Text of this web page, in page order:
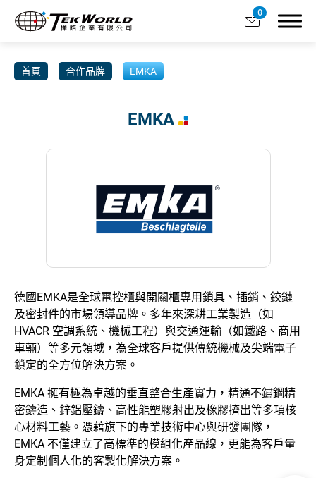
0
首頁 合作品牌 EMKA
EMKA
德國EMKA是全球電控櫃與開關櫃專用鎖具、插銷、鉸鏈
及密封件的市場領導品牌。多年來深耕工業製造（如
HVACR 空調系統、機械工程）與交通運輸（如鐵路、商用
車輛）等多元領域，為全球客戶提供傳統機械及尖端電子
鎖定的全方位解決方案。
EMKA 擁有極為卓越的垂直整合生產實力，精通不鏽鋼精
密鑄造、鋅鋁壓鑄、高性能塑膠射出及橡膠擠出等多項核
心材料工藝。憑藉旗下的專業技術中心與研發團隊，
EMKA 不僅建立了高標準的模組化產品線，更能為客戶量
身定制個人化的客製化解決方案。
產業應用
型錄下載
新聞中心
聯絡我們
LINE ID：@044czzza